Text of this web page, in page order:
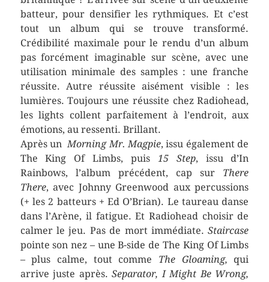
batteur, pour densifier les rythmiques. Et c’est
tout un album qui se trouve transformé.
Crédibilité maximale pour le rendu d’un album
pas forcément imaginable sur scène, avec une
utilisation minimale des samples : une franche
réussite. Autre réussite aisément visible : les
lumières. Toujours une réussite chez Radiohead,
les lights collent parfaitement à l’endroit, aux
émotions, au ressenti. Brillant.
Après unMorning Mr. Magpie, issu également de
The King Of Limbs, puis 15 Step, issu d’In
Rainbows, l’album précédent, cap sur There
There, avec Johnny Greenwood aux percussions
(+ les 2 batteurs + Ed O’Brian). Le taureau danse
dans l’Arène, il fatigue. Et Radiohead choisir de
calmer le jeu. Pas de mort immédiate. Staircase
pointe son nez – une B-side de The King Of Limbs
– plus calme, tout comme The Gloaming, qui
arrive juste après.Separator, I Might Be Wrong,